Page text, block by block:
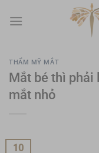
THẨM MỸ MẮT
Mắt bé thì phải
mắt nhỏ
10